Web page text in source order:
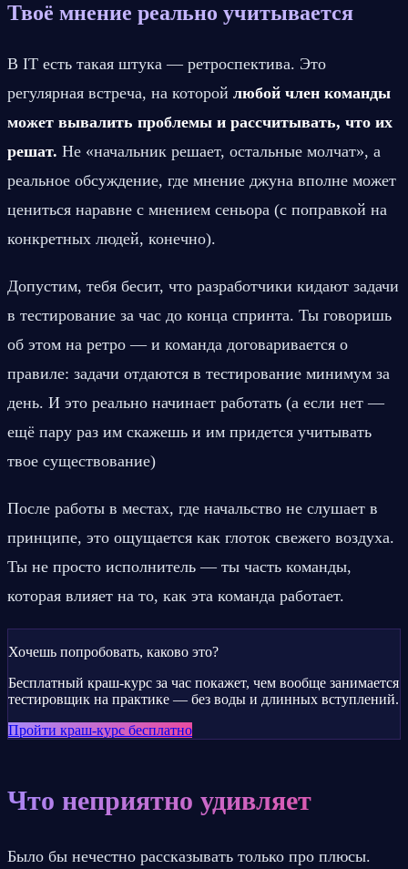
Твоё мнение реально учитывается
В IT есть такая штука — ретроспектива. Это
регулярная встреча, на которой любой член команды
может вывалить проблемы и рассчитывать, что их
решат. Не «начальник решает, остальные молчат», а
реальное обсуждение, где мнение джуна вполне может
цениться наравне с мнением сеньора (с поправкой на
конкретных людей, конечно).
Допустим, тебя бесит, что разработчики кидают задачи
в тестирование за час до конца спринта. Ты говоришь
об этом на ретро — и команда договаривается о
правиле: задачи отдаются в тестирование минимум за
день. И это реально начинает работать (а если нет —
ещё пару раз им скажешь и им придется учитывать
твое существование)
После работы в местах, где начальство не слушает в
принципе, это ощущается как глоток свежего воздуха.
Ты не просто исполнитель — ты часть команды,
которая влияет на то, как эта команда работает.
Хочешь попробовать, каково это?
Бесплатный краш-курс за час покажет, чем вообще занимается
тестировщик на практике — без воды и длинных вступлений.
Пройти краш-курс бесплатно
Что неприятно удивляет
Было бы нечестно рассказывать только про плюсы.